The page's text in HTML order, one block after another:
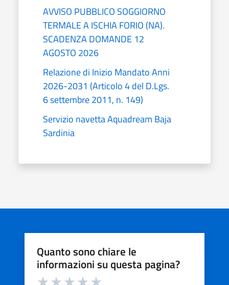
AVVISO PUBBLICO SOGGIORNO
TERMALE A ISCHIA FORIO (NA).
SCADENZA DOMANDE 12
AGOSTO 2026
Relazione di Inizio Mandato Anni
2026-2031 (Articolo 4 del D.Lgs.
6 settembre 2011, n. 149)
Servizio navetta Aquadream Baja
Sardinia
Quanto sono chiare le
informazioni su questa pagina?
Valuta da 1 a 5 stelle la pagina